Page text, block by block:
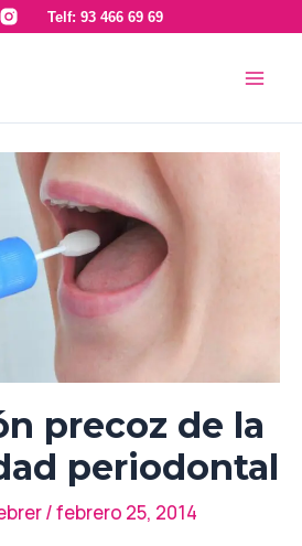
Telf: 93 466 69 69
precoz de la
periodontal
/febrero 25, 2014